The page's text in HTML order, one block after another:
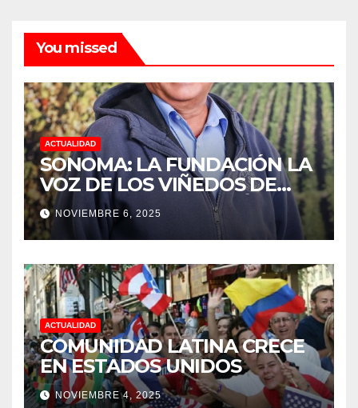
You missed
ACTUALIDAD
SONOMA: LA FUNDACIÓN LA
VOZ DE LOS VIÑEDOS DE
SONOMA, RECONOCIÓ A LOS
TRABAJADORES DEL MES DE
FEBRERO POR SU GRAN
TRABAJO EN LA PODA DE
UVAS
NOVIEMBRE 6, 2025
ACTUALIDAD
COMUNIDAD LATINA CRECE
EN ESTADOS UNIDOS
NOVIEMBRE 4, 2025